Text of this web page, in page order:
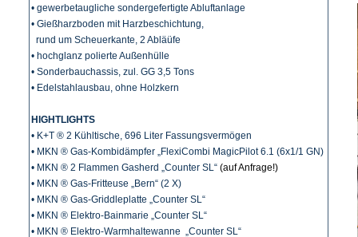
• gewerbetaugliche sondergefertigte Abluftanlage
• Gießharzboden mit Harzbeschichtung,
rund um Scheuerkante, 2 Abläüfe
• hochglanz polierte Außenhülle
• Sonderbauchassis, zul. GG 3,5 Tons
• Edelstahlausbau, ohne Holzkern
HIGHTLIGHTS
• K+T ® 2 Kühltische, 696 Liter Fassungsvermögen
• MKN ® Gas-Kombidämpfer „FlexiCombi MagicPilot 6.1 (6x1/1 GN)
• MKN ® 2 Flammen Gasherd „Counter SL“ (auf Anfrage!)
• MKN ® Gas-Fritteuse „Bern“ (2 X)
• MKN ® Gas-Griddleplatte „Counter SL“
• MKN ® Elektro-Bainmarie „Counter SL“
• MKN ® Elektro-Warmhaltewanne „Counter SL“